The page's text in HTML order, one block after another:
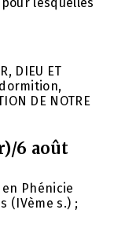
DIEU ET
dormition,
DE NOTRE
6 août
Phénicie
(IVème s.) ;